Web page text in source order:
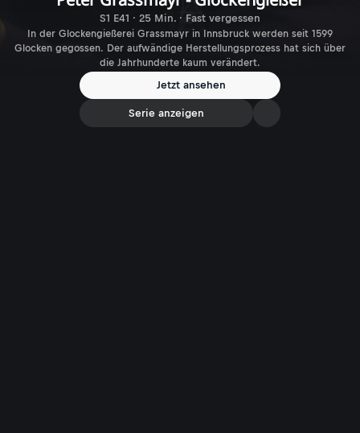
S1 E41 · 25 Min. · Fast vergessen
In der Glockengießerei Grassmayr in Innsbruck werden seit 1599
Glocken gegossen. Der aufwändige Herstellungsprozess hat sich über
die Jahrhunderte kaum verändert.
Jetzt ansehen
Serie anzeigen